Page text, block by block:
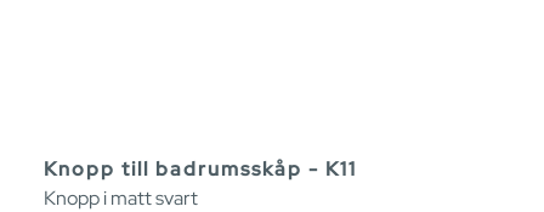
Knopp till badrumsskåp - K11
Knopp i matt svart